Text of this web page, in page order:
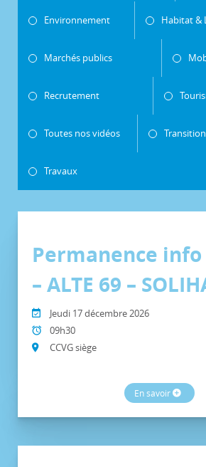
Environnement Habitat &
Marchés publics
Recrutement
Toutes nos vidéos
Travaux
Permanence
– ALTE 69 –
Jeudi 17 décembre 2026
09h30
CCVG siège
En savoir